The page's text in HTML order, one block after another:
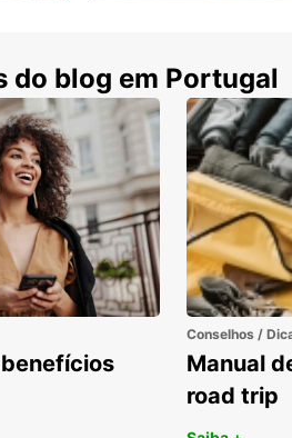
do blog em Portugal
Conselhos /
Manual
road trip